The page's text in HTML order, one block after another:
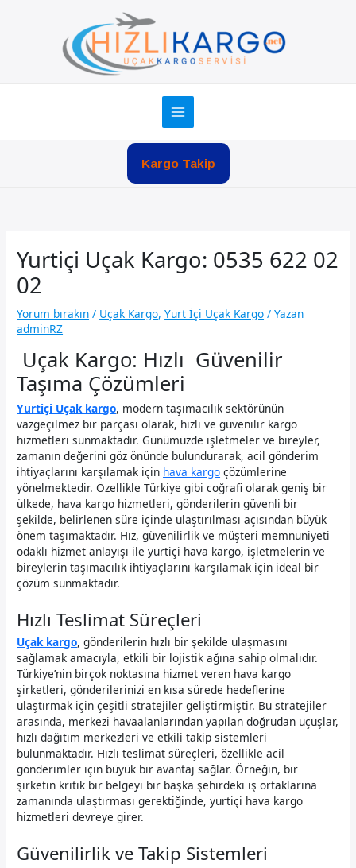
Kargo Takip
Yurtiçi Uçak Kargo: 0535 622 02
02
Yorum bırakın / Uçak Kargo,Yurt İçi Uçak Kargo / Yazan
adminRZ
Uçak Kargo: Hızlı Güvenilir
Taşıma Çözümleri
Yurtiçi Uçak kargo, modern taşımacılık sektörünün
vazgeçilmez bir parçası olarak, hızlı ve güvenilir kargo
hizmetleri sunmaktadır. Günümüzde işletmeler ve bireyler,
zamanın değerini göz önünde bulundurarak, acil gönderim
ihtiyaçlarını karşılamak için hava kargo çözümlerine
yönelmektedir. Özellikle Türkiye gibi coğrafi olarak geniş bir
ülkede, hava kargo hizmetleri, gönderilerin güvenli bir
şekilde, belirlenen süre içinde ulaştırılması açısından büyük
önem taşımaktadır. Hız, güvenilirlik ve müşteri memnuniyeti
odaklı hizmet anlayışı ile yurtiçi hava kargo, işletmelerin ve
bireylerin taşımacılık ihtiyaçlarını karşılamak için ideal bir
çözüm sunmaktadır.
Hızlı Teslimat Süreçleri
Uçak kargo, gönderilerin hızlı bir şekilde ulaşmasını
sağlamak amacıyla, etkili bir lojistik ağına sahip olmalıdır.
Türkiye’nin birçok noktasına hizmet veren hava kargo
şirketleri, gönderilerinizi en kısa sürede hedeflerine
ulaştırmak için çeşitli stratejiler geliştirmiştir. Bu stratejiler
arasında, merkezi havaalanlarından yapılan doğrudan uçuşlar,
hızlı dağıtım merkezleri ve etkili takip sistemleri
bulunmaktadır. Hızlı teslimat süreçleri, özellikle acil
gönderimler için büyük bir avantaj sağlar. Örneğin, bir
şirketin kritik bir belgeyi bir başka şehirdeki iş ortaklarına
zamanında ulaştırması gerektiğinde, yurtiçi hava kargo
hizmetleri devreye girer.
Güvenilirlik ve Takip Sistemleri